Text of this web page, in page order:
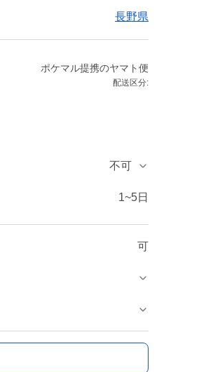
長野県
ポケマル提携のヤマト便
配送区分:
不可
1~5日
可